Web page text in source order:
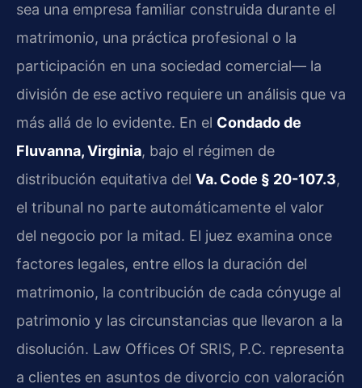
sea una empresa familiar construida durante el
matrimonio, una práctica profesional o la
participación en una sociedad comercial— la
división de ese activo requiere un análisis que va
más allá de lo evidente. En el Condado de
Fluvanna, Virginia, bajo el régimen de
distribución equitativa del Va. Code § 20-107.3,
el tribunal no parte automáticamente el valor
del negocio por la mitad. El juez examina once
factores legales, entre ellos la duración del
matrimonio, la contribución de cada cónyuge al
patrimonio y las circunstancias que llevaron a la
disolución. Law Offices Of SRIS, P.C. representa
a clientes en asuntos de divorcio con valoración